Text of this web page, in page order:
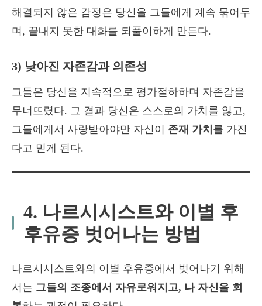
해결되지 않은 감정은 당신을 그들에게 계속 묶어두
며, 끝내지 못한 대화를 되풀이하게 만든다.
3) 낮아진 자존감과 의존성
그들은 당신을 지속적으로 평가절하하며 자존감을
무너뜨렸다. 그 결과 당신은 스스로의 가치를 잃고,
그들에게서 사랑받아야만 자신이 존재 가치 를 가진
다고 믿게 된다.
4. 나르시시스트와 이별 후
후유증 벗어나는 방법
나르시시스트와의 이별 후유증에서 벗어나기 위해
서는 그들의 조종에서 자유로워지고, 나 자신을 회